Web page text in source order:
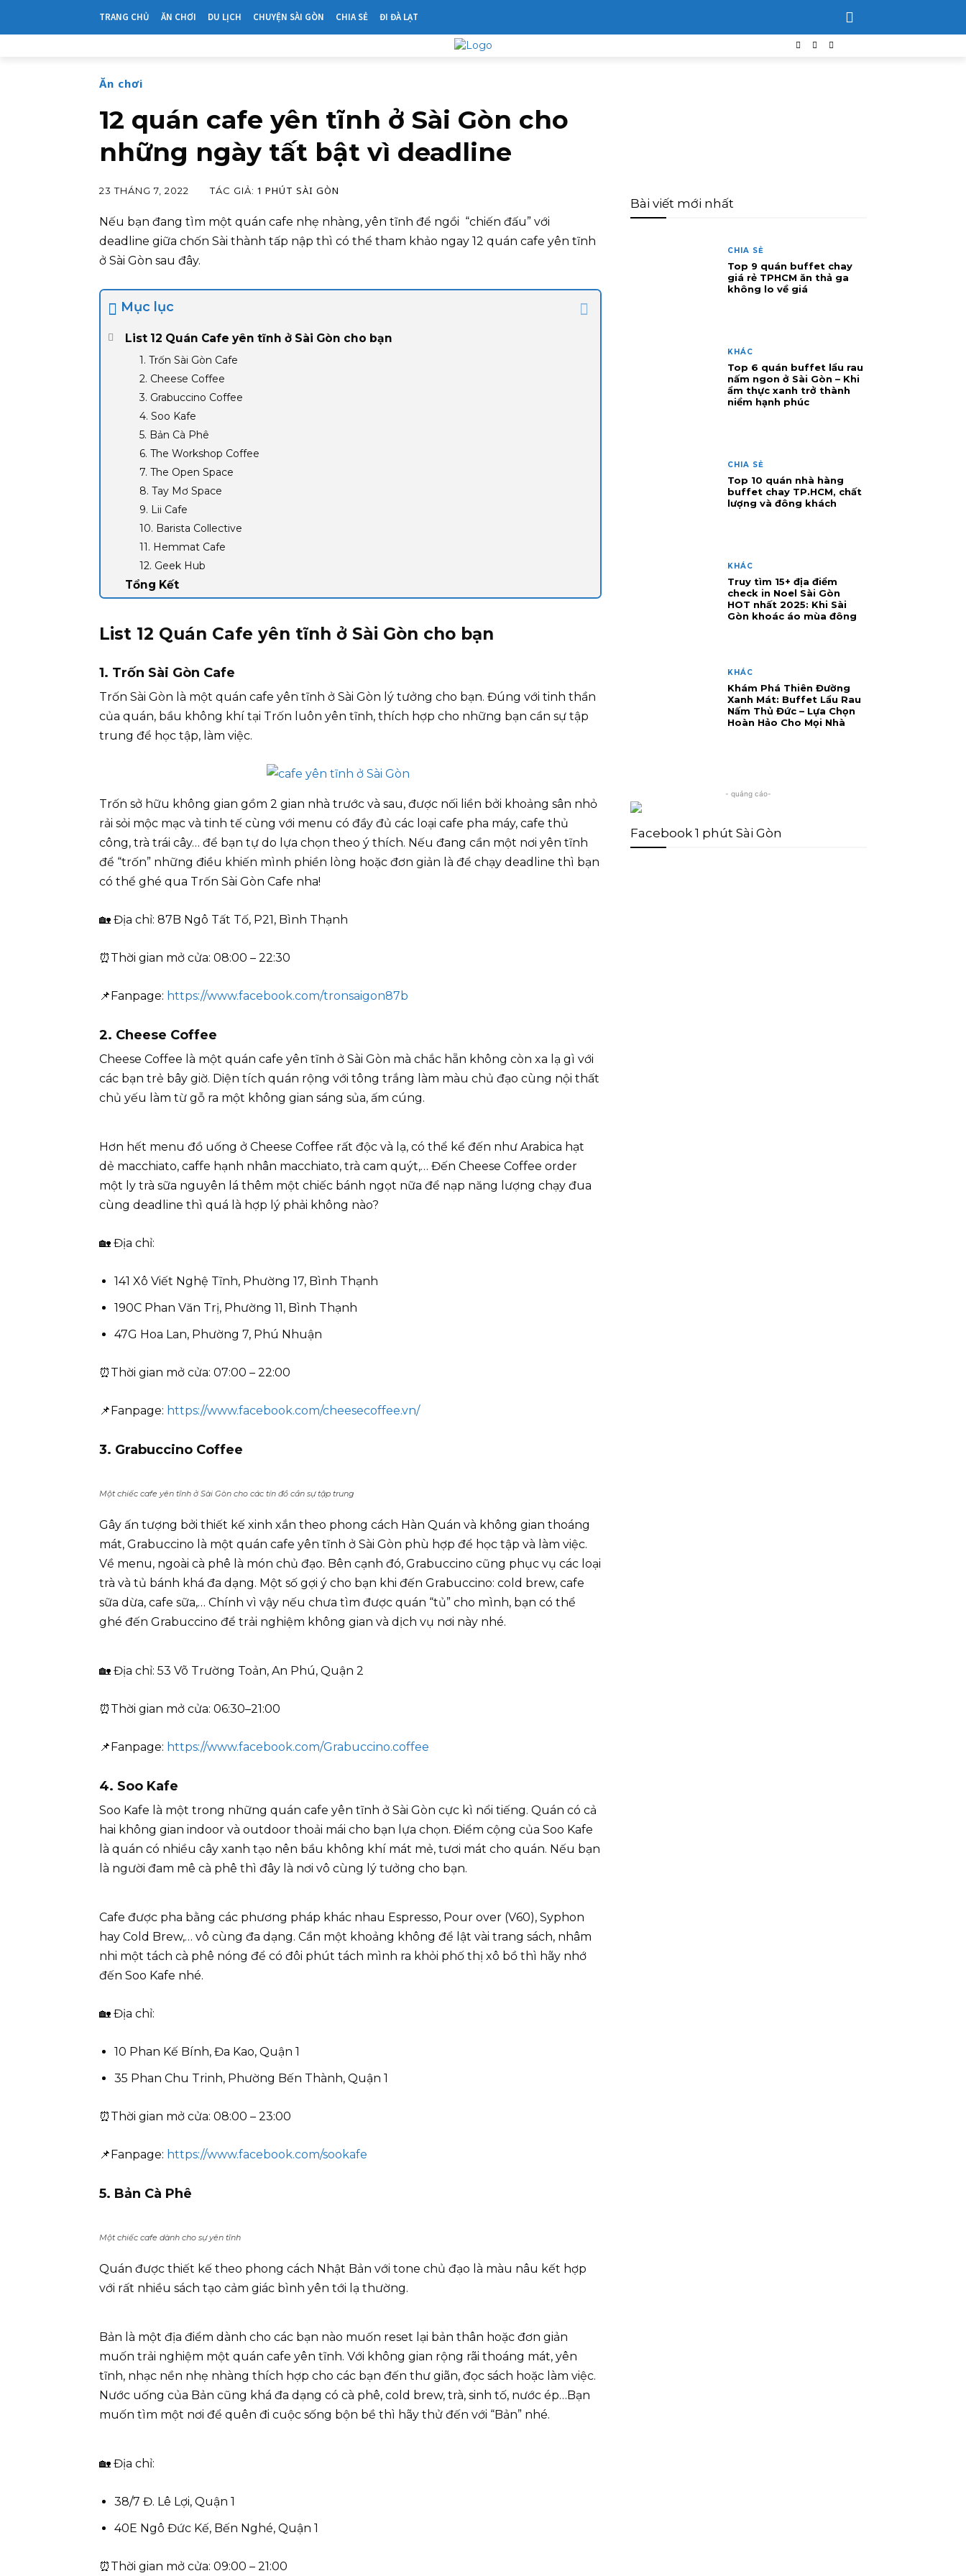
TRANG CHỦ ĂN CHƠI DU LỊCH CHUYỆN SÀI GÒN CHIA SẺ ĐI ĐÀ LẠT
Ăn chơi
12 quán cafe yên tĩnh ở Sài Gòn cho
những ngày tất bật vì deadline
23 THÁNG 7, 2022 TÁC GIẢ: 1 PHÚT SÀI GÒN
Nếu bạn đang tìm một quán cafe nhẹ nhàng, yên tĩnh để ngồi “chiến đấu” với
deadline giữa chốn Sài thành tấp nập thì có thể tham khảo ngay 12 quán cafe yên tĩnh
ở Sài Gòn sau đây.
Mục lục
List 12 Quán Cafe yên tĩnh ở Sài Gòn cho bạn
1. Trốn Sài Gòn Cafe
2. Cheese Coffee
3. Grabuccino Coffee
4. Soo Kafe
5. Bản Cà Phê
6. The Workshop Coffee
7. The Open Space
8. Tay Mơ Space
9. Lii Cafe
10. Barista Collective
11. Hemmat Cafe
12. Geek Hub
Tổng Kết
List 12 Quán Cafe yên tĩnh ở Sài Gòn cho bạn
1. Trốn Sài Gòn Cafe
Trốn Sài Gòn là một quán cafe yên tĩnh ở Sài Gòn lý tưởng cho bạn. Đúng với tinh thần
của quán, bầu không khí tại Trốn luôn yên tĩnh, thích hợp cho những bạn cần sự tập
trung để học tập, làm việc.
Trốn sở hữu không gian gồm 2 gian nhà trước và sau, được nối liền bởi khoảng sân nhỏ
rải sỏi mộc mạc và tinh tế cùng với menu có đầy đủ các loại cafe pha máy, cafe thủ
công, trà trái cây… để bạn tự do lựa chọn theo ý thích. Nếu đang cần một nơi yên tĩnh
để “trốn” những điều khiến mình phiền lòng hoặc đơn giản là để chạy deadline thì bạn
có thể ghé qua Trốn Sài Gòn Cafe nha!
🏡 Địa chỉ: 87B Ngô Tất Tố, P21, Bình Thạnh
⏰Thời gian mở cửa: 08:00 – 22:30
📌Fanpage: https://www.facebook.com/tronsaigon87b
2. Cheese Coffee
Cheese Coffee là một quán cafe yên tĩnh ở Sài Gòn mà chắc hẵn không còn xa lạ gì với
các bạn trẻ bây giờ. Diện tích quán rộng với tông trắng làm màu chủ đạo cùng nội thất
chủ yếu làm từ gỗ ra một không gian sáng sủa, ấm cúng.
Hơn hết menu đồ uống ở Cheese Coffee rất độc và lạ, có thể kể đến như Arabica hạt
dẻ macchiato, caffe hạnh nhân macchiato, trà cam quýt,… Đến Cheese Coffee order
một ly trà sữa nguyên lá thêm một chiếc bánh ngọt nữa để nạp năng lượng chạy đua
cùng deadline thì quá là hợp lý phải không nào?
🏡 Địa chỉ:
141 Xô Viết Nghệ Tĩnh, Phường 17, Bình Thạnh
190C Phan Văn Trị, Phường 11, Bình Thạnh
47G Hoa Lan, Phường 7, Phú Nhuận
⏰Thời gian mở cửa: 07:00 – 22:00
📌Fanpage: https://www.facebook.com/cheesecoffee.vn/
3. Grabuccino Coffee
Một chiếc cafe yên tĩnh ở Sài Gòn cho các tín đồ cần sự tập trung
Gây ấn tượng bởi thiết kế xinh xắn theo phong cách Hàn Quán và không gian thoáng
mát, Grabuccino là một quán cafe yên tĩnh ở Sài Gòn phù hợp để học tập và làm việc.
Về menu, ngoài cà phê là món chủ đạo. Bên cạnh đó, Grabuccino cũng phục vụ các loại
trà và tủ bánh khá đa dạng. Một số gợi ý cho bạn khi đến Grabuccino: cold brew, cafe
sữa dừa, cafe sữa,… Chính vì vậy nếu chưa tìm được quán “tủ” cho mình, bạn có thể
ghé đến Grabuccino để trải nghiệm không gian và dịch vụ nơi này nhé.
🏡 Địa chỉ: 53 Võ Trường Toản, An Phú, Quận 2
⏰Thời gian mở cửa: 06:30–21:00
📌Fanpage: https://www.facebook.com/Grabuccino.coffee
4. Soo Kafe
Soo Kafe là một trong những quán cafe yên tĩnh ở Sài Gòn cực kì nổi tiếng. Quán có cả
hai không gian indoor và outdoor thoải mái cho bạn lựa chọn. Điểm cộng của Soo Kafe
là quán có nhiều cây xanh tạo nên bầu không khí mát mẻ, tươi mát cho quán. Nếu bạn
là người đam mê cà phê thì đây là nơi vô cùng lý tưởng cho bạn.
Cafe được pha bằng các phương pháp khác nhau Espresso, Pour over (V60), Syphon
hay Cold Brew,… vô cùng đa dạng. Cần một khoảng không để lật vài trang sách, nhâm
nhi một tách cà phê nóng để có đôi phút tách mình ra khỏi phố thị xô bồ thì hãy nhớ
đến Soo Kafe nhé.
🏡 Địa chỉ:
10 Phan Kế Bính, Đa Kao, Quận 1
35 Phan Chu Trinh, Phường Bến Thành, Quận 1
⏰Thời gian mở cửa: 08:00 – 23:00
📌Fanpage: https://www.facebook.com/sookafe
5. Bản Cà Phê
Một chiếc cafe dành cho sự yên tĩnh
Quán được thiết kế theo phong cách Nhật Bản với tone chủ đạo là màu nâu kết hợp
với rất nhiều sách tạo cảm giác bình yên tới lạ thường.
Bản là một địa điểm dành cho các bạn nào muốn reset lại bản thân hoặc đơn giản
muốn trải nghiệm một quán cafe yên tĩnh. Với không gian rộng rãi thoáng mát, yên
tĩnh, nhạc nền nhẹ nhàng thích hợp cho các bạn đến thư giãn, đọc sách hoặc làm việc.
Nước uống của Bản cũng khá đa dạng có cà phê, cold brew, trà, sinh tố, nước ép…Bạn
muốn tìm một nơi để quên đi cuộc sống bộn bề thì hãy thử đến với “Bản” nhé.
🏡 Địa chỉ:
38/7 Đ. Lê Lợi, Quận 1
40E Ngô Đức Kế, Bến Nghé, Quận 1
⏰Thời gian mở cửa: 09:00 – 21:00
Bài viết mới nhất
CHIA SẺ
Top 9 quán buffet chay
giá rẻ TPHCM ăn thả ga
không lo về giá
KHÁC
Top 6 quán buffet lẩu rau
nấm ngon ở Sài Gòn – Khi
ẩm thực xanh trở thành
niềm hạnh phúc
CHIA SẺ
Top 10 quán nhà hàng
buffet chay TP.HCM, chất
lượng và đông khách
KHÁC
Truy tìm 15+ địa điểm
check in Noel Sài Gòn
HOT nhất 2025: Khi Sài
Gòn khoác áo mùa đông
KHÁC
Khám Phá Thiên Đường
Xanh Mát: Buffet Lẩu Rau
Nấm Thủ Đức – Lựa Chọn
Hoàn Hảo Cho Mọi Nhà
- quảng cáo-
Facebook 1 phút Sài Gòn